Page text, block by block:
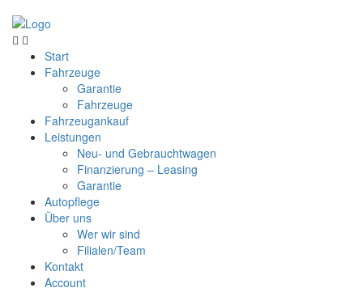
Start
Fahrzeuge
Garantie
Fahrzeuge
Fahrzeugankauf
Leistungen
Neu- und Gebrauchtwagen
Finanzierung – Leasing
Garantie
Autopflege
Über uns
Wer wir sind
Filialen/Team
Kontakt
Account